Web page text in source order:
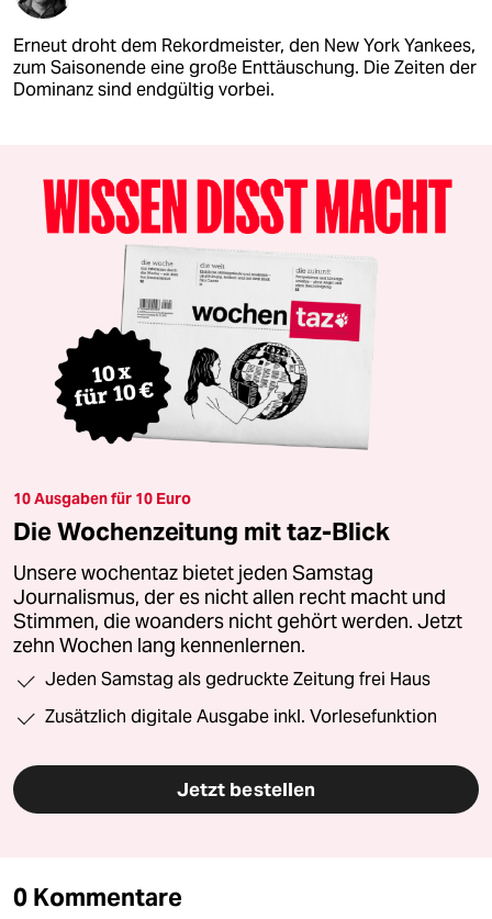
Erneut droht dem Rekordmeister, den New York Yankees,
zum Saisonende eine große Enttäuschung. Die Zeiten der
Dominanz sind endgültig vorbei.
10 Ausgaben für 10 Euro
Die Wochenzeitung mit taz-Blick
Unsere wochentaz bietet jeden Samstag
Journalismus, der es nicht allen recht macht und
Stimmen, die woanders nicht gehört werden. Jetzt
zehn Wochen lang kennenlernen.
Jeden Samstag als gedruckte Zeitung frei Haus
Zusätzlich digitale Ausgabe inkl. Vorlesefunktion
Jetzt bestellen
0 Kommentare